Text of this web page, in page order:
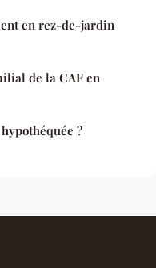
en rez-de-jardin
de la CAF en
?